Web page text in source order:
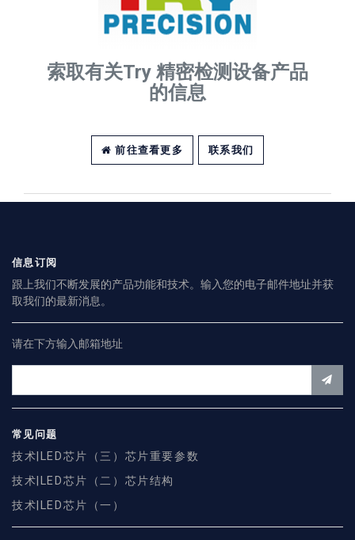
索取有关Try 精密检测设备产品
的信息
前往查看更多 联系我们
信息订阅
跟上我们不断发展的产品功能和技术。输入您的电子邮件地址并获
取我们的最新消息。
请在下方输入邮箱地址
常见问题
技术|LED芯片（三）芯片重要参数
技术|LED芯片（二）芯片结构
技术|LED芯片（一）